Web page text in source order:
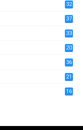
32
37
33
20
36
21
16